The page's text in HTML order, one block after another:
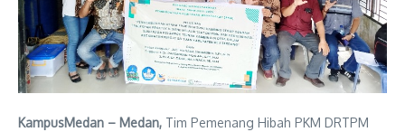
KampusMedan – Medan, Tim Pemenang Hibah PKM DRTPM